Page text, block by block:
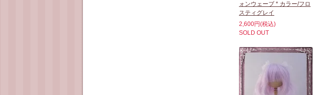
ォンウェーブ * カラー/フロ
スティグレイ
2,600円(税込)
SOLD OUT